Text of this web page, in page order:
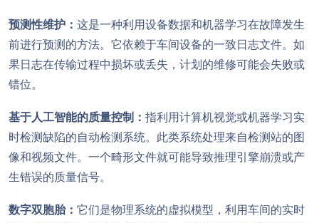
预测性维护： 这是一种利用设备数据和机器学习在故障发生
前进行预测的方法。它依赖于车间设备的一致日志文件。如
果日志在传输过程中损坏或丢失，计划的维修可能会失败或
错位。
基于人工智能的质量控制： 指利用计算机视觉或机器学习实
时检测缺陷的自动检测系统。此类系统处理来自检测站的图
像和视频文件。一个畸形文件就可能导致推理引擎崩溃或产
生错误的质量信号。
数字双胞胎： 它们是物理系统的虚拟模型，利用车间的实时